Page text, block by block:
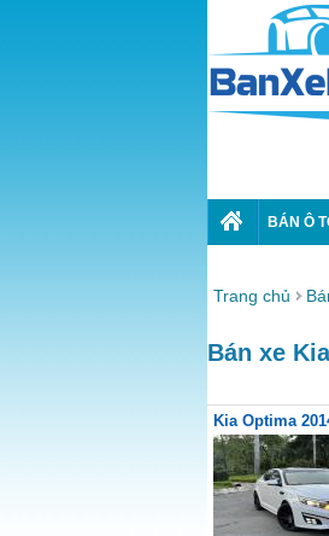
BÁN Ô
Trang chủ
Bán xe
Kia Optima